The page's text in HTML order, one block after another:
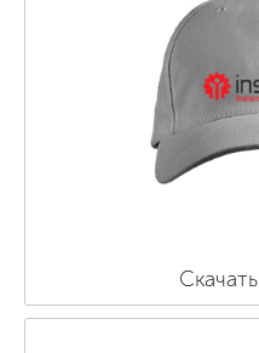
Скачать